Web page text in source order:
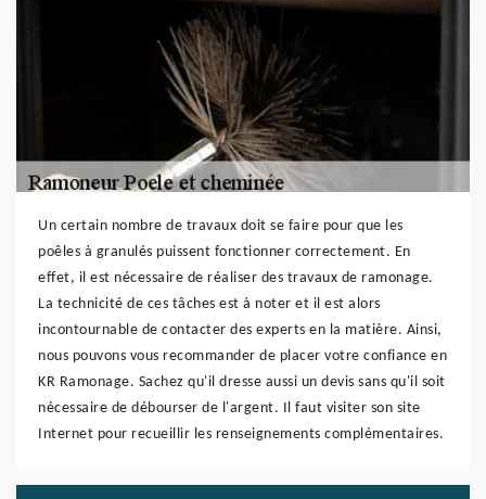
Un certain nombre de travaux doit se faire pour que les
poêles à granulés puissent fonctionner correctement. En
effet, il est nécessaire de réaliser des travaux de ramonage.
La technicité de ces tâches est à noter et il est alors
incontournable de contacter des experts en la matière. Ainsi,
nous pouvons vous recommander de placer votre confiance en
KR Ramonage. Sachez qu'il dresse aussi un devis sans qu'il soit
nécessaire de débourser de l'argent. Il faut visiter son site
Internet pour recueillir les renseignements complémentaires.